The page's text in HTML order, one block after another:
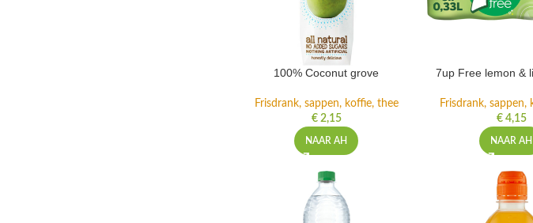
100% Coconut grove
Frisdrank, sappen, koffie, thee
€2,15
NAAR AH
7up Free lemon &
Frisdrank, sappen,
€4,15
NAAR AH